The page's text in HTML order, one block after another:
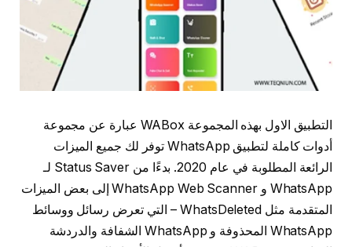
التطبيق الاول بهذه المجموعة WABox عبارة عن مجموعة
أدوات كاملة لتطبيق WhatsApp توفر لك جميع الميزات
الرائعة المطلوبة في عام 2020. بدءًا من Status Saver لـ
WhatsApp و WhatsApp Web Scanner إلى بعض الميزات
المتقدمة مثل WhatsDeleted – التي تعرض رسائل ووسائط
WhatsApp المحذوفة و WhatsApp الشفافة والدردشة